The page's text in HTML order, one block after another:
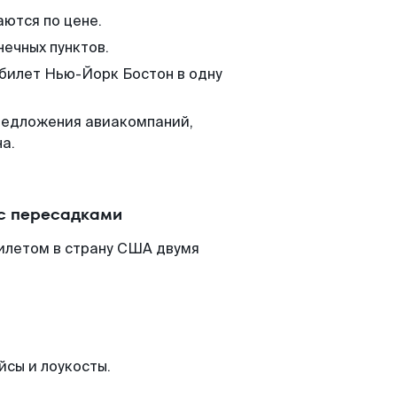
по цене.
пунктов.
Нью-Йорк Бостон в одну
авиакомпаний,
пересадками
в страну США двумя
и лоукосты.